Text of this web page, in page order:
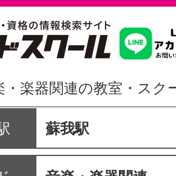
習いたいこ
スクールを
・楽器関連の教室・スク
蘇我駅